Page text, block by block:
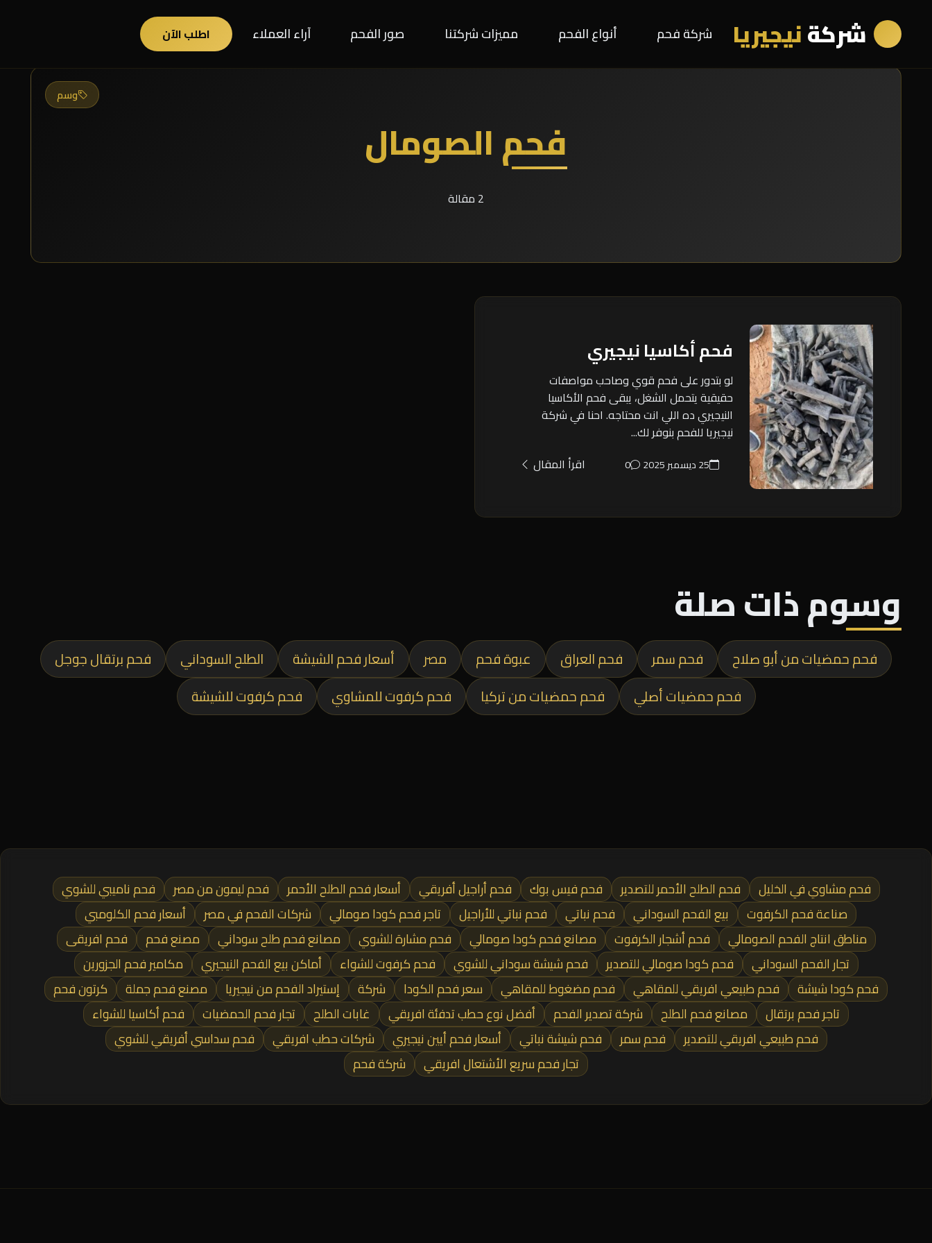
شركةنيجيريا شركة فحم أنواع الفحم مميزات شركتنا صور الفحم آراء العملاء اطلب الآن
وسم
فحم الصومال
2 مقالة
فحم أكاسيا نيجيري
لو بتدور على فحم قوي وصاحب مواصفات
حقيقية يتحمل الشغل، يبقى فحم الأكاسيا
النيجيري ده اللي انت محتاجه. احنا في شركة
نيجيريا للفحم بنوفر لك...
25 ديسمبر 2025 0 اقرأ المقال
وسوم ذات صلة
فحم حمضيات من أبو صلاح فحم سمر فحم العراق عبوة فحم مصر أسعار فحم الشيشة الطلح السوداني
فحم برتقال جوجل
فحم حمضيات أصلي
فحم حمضيات من تركيا فحم كرفوت للمشاوي فحم كرفوت للشيشة
فحم مشاوي في الخليل فحم الطلح الأحمر للتصدير فحم فيس بوك فحم أراجيل أفريقي أسعار فحم الطلح الأحمر فحم ليمون من مصر
فحم ناميبي للشوي
صناعة فحم الكرفوت
بيع الفحم السوداني فحم نباتي فحم نباتي للأراجيل تاجر فحم كودا صومالي شركات الفحم في مصر
أسعار فحم الكلومبي
مناطق انتاج الفحم الصومالي
فحم أشجار الكرفوت مصانع فحم كودا صومالي فحم مشارة للشوي مصانع فحم طلح سوداني مصنع فحم
فحم افريقى
تجار الفحم السوداني
فحم كودا صومالي للتصدير فحم شيشة سوداني للشوي فحم كرفوت للشواء أماكن بيع الفحم النيجيري
مكامير فحم الجزورين
فحم كودا شيشة
فحم طبيعي افريقي للمقاهي فحم مضغوط للمقاهي سعر فحم الكودا شركة إستيراد الفحم من نيجيريا مصنع فحم جملة
كرتون فحم
تاجر فحم برتقال
مصانع فحم الطلح شركة تصدير الفحم أفضل نوع حطب تدفئة افريقي غابات الطلح تجار فحم الحمضيات
فحم أكاسيا للشواء
فحم طبيعي افريقي للتصدير
فحم سمر فحم شيشة نباتي أسعار فحم أيين نيجيري شركات حطب افريقي
فحم سداسي أفريقي للشوي
تجار فحم سريع الأشتعال افريقي
شركة فحم